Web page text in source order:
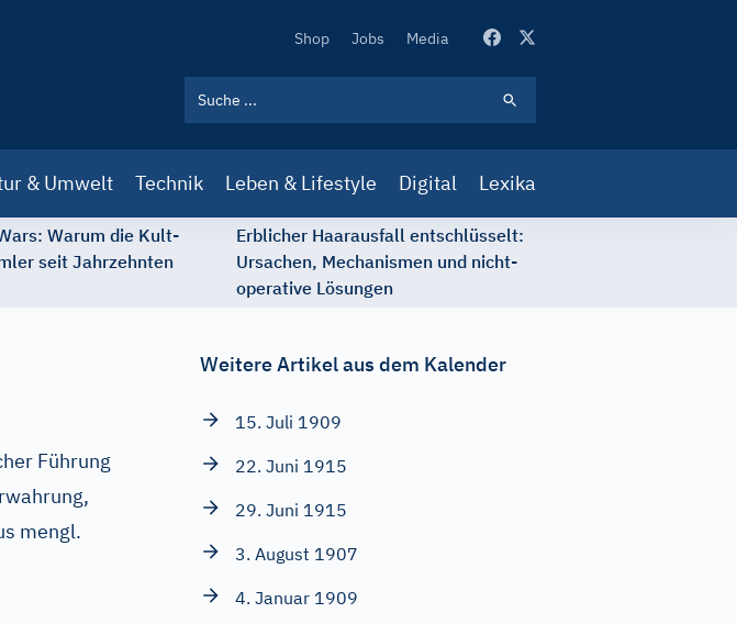
Secondary
Shop Jobs Media
& Umwelt Technik Leben & Lifestyle Digital Lexika
Warum die Kult-
seit Jahrzehnten
Erblicher Haarausfall entschlüsselt:
Ursachen, Mechanismen und nicht-
operative Lösungen
Führung
mengl.
Weitere Artikel aus dem Kalender
15. Juli 1909
22. Juni 1915
29. Juni 1915
3. August 1907
4. Januar 1909